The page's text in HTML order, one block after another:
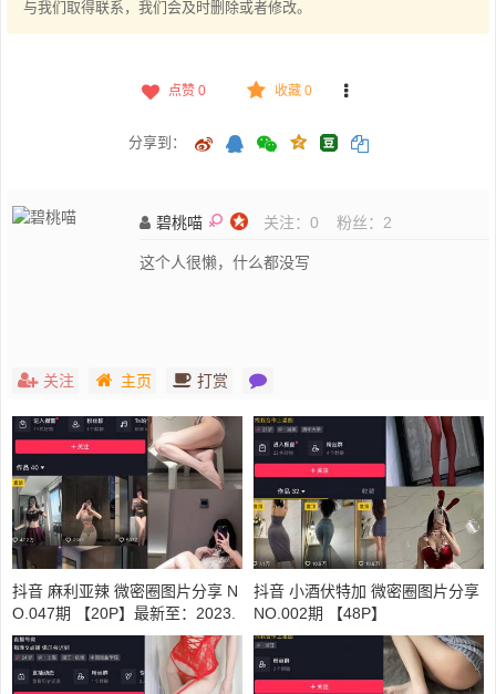
与我们取得联系，我们会及时删除或者修改。
点赞 0 收藏 0
分享到：
碧桃喵 关注： 0 粉丝： 2
这个人很懒，什么都没写
关注 主页 打赏
抖音 麻利亚辣 微密圈图片分享 N
O.047期 【20P】最新至：2023.
6.16
抖音 小酒伏特加 微密圈图片分享
NO.002期 【48P】